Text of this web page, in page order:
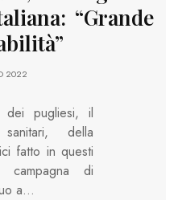
“Grande
2022
dei pugliesi, il
della
fatto in questi
di
a…